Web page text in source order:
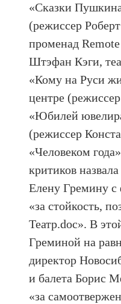
«Сказки
(режиссер
променад
Штэфан Кэги,
«Кому на Руси
центре
«Юбилей
(режиссер
«Человеком
критиков
Елену Гремину с
«за стойкость,
Театр.doc». В
Греминой на
директор
и балета Борис
«за